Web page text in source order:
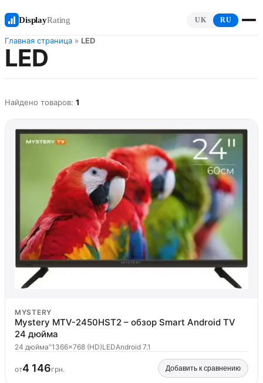
DisplayRating UK RU
Главная страница » LED
LED
Найдено товаров: 1
MYSTERY
Mystery MTV-2450HST2 – обзор Smart Android TV
24 дюйма
24 дюйма"1366x768 (HD)LEDAndroid 7.1
от4 146грн. Добавить к сравнению